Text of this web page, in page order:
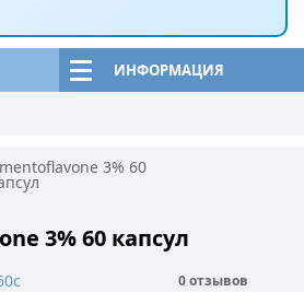
ИНФОРМАЦИЯ
3% 60
3% 60 капсул
0 отзывов